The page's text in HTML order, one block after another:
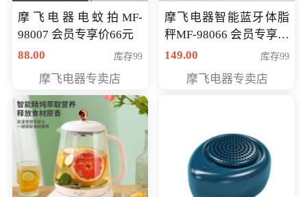
摩飞电器电蚊拍MF-
98007 会员专享价66元
88.00
库存99
摩飞电器专卖店
摩飞电器智能蓝牙体脂
秤MF-98066 会员专享价
98元
149.00 库存99
摩飞电器专卖店